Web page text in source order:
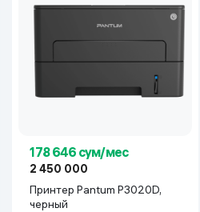
178 646 сум/мес
2 450 000
Принтер Pantum P3020D,
черный